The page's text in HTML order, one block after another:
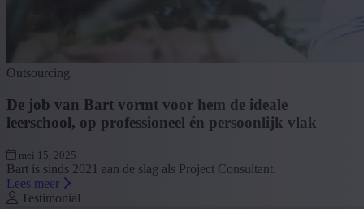
Outsourcing
De job van Bart vormt voor hem de ideale
leerschool, op professioneel én persoonlijk vlak
mei 15, 2025
Bart is sinds 2021 aan de slag als Project Consultant.
Lees meer
Testimonial